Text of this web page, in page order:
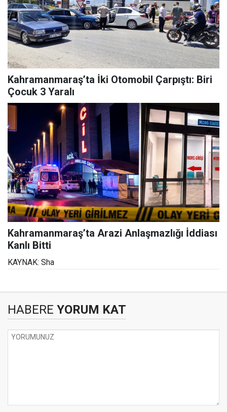
Kahramanmaraş’ta İki Otomobil Çarpıştı: Biri
Çocuk 3 Yaralı
Kahramanmaraş’ta Arazi Anlaşmazlığı İddiası
Kanlı Bitti
KAYNAK: Sha
HABERE YORUM KAT